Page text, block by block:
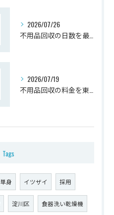
2026/07/26
2026/07/19
Tags
単身 イツザイ 採用
淀川区 食器洗い乾燥機